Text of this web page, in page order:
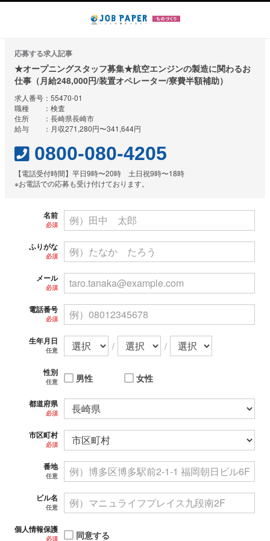
応募する求人記事
★オープニングスタッフ募集★航空エンジンの製造に関わるお
仕事（月給248,000円/装置オペレーター/寮費半額補助）
求人番号：55470-01
職種 ：検査
住所 ：長崎県長崎市
給与 ：月収271,280円〜341,644円
0800-080-4205
【電話受付時間】平日9時〜20時 土日祝9時〜18時
※お電話での応募も受け付けております。
名前
必須
ふりがな
必須
メール
必須
電話番号
必須
生年月日
任意 / /
性別
任意 男性 女性
都道府県
必須
市区町村
必須
番地
任意
ビル名
任意
個人情報保護
必須 同意する